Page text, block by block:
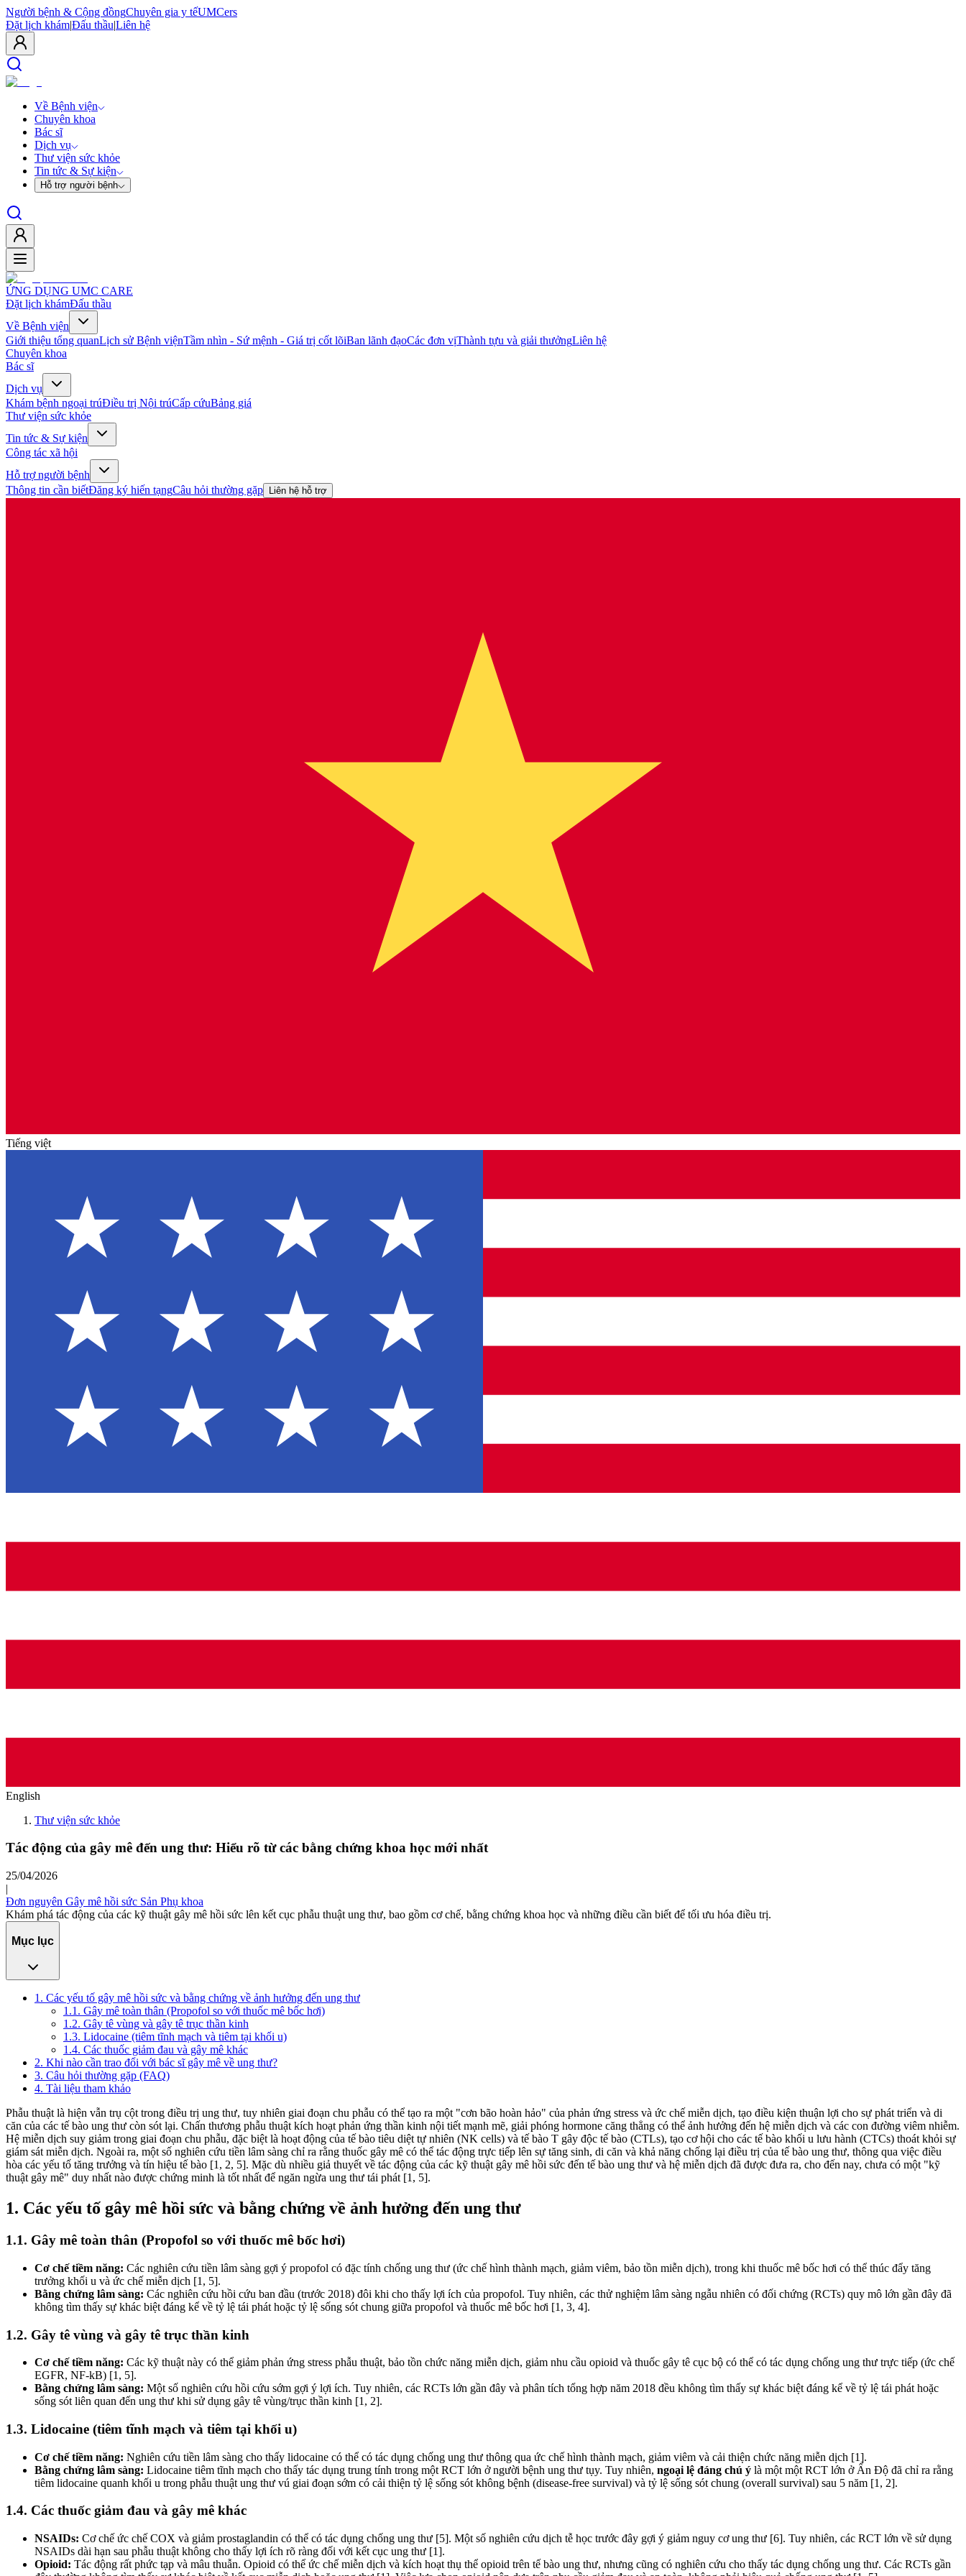
Người bệnh & Cộng đồngChuyên gia y tếUMCers
Đặt lịch khám|Đấu thầu|Liên hệ
Về Bệnh viện
Chuyên khoa
Bác sĩ
Dịch vụ
Thư viện sức khỏe
Tin tức & Sự kiện
Hỗ trợ người bệnh
ỨNG DỤNG UMC CARE
Đặt lịch khámĐấu thầu
Về Bệnh viện
Giới thiệu tổng quanLịch sử Bệnh việnTầm nhìn - Sứ mệnh - Giá trị cốt lõiBan lãnh đạoCác đơn vịThành tựu và giải thưởngLiên hệ
Chuyên khoa
Bác sĩ
Dịch vụ
Khám bệnh ngoại trúĐiều trị Nội trúCấp cứuBảng giá
Thư viện sức khỏe
Tin tức & Sự kiện
Công tác xã hội
Hỗ trợ người bệnh
Thông tin cần biếtĐăng ký hiến tạngCâu hỏi thường gặp Liên hệ hỗ trợ
Tiếng việt
English
Thư viện sức khỏe
Tác động của gây mê đến ung thư: Hiểu rõ từ các bằng chứng khoa học mới nhất
25/04/2026
|
Đơn nguyên Gây mê hồi sức Sản Phụ khoa
Khám phá tác động của các kỹ thuật gây mê hồi sức lên kết cục phẫu thuật ung thư, bao gồm cơ chế, bằng chứng khoa học và những điều cần biết để tối ưu hóa điều trị.
Mục lục
1. Các yếu tố gây mê hồi sức và bằng chứng về ảnh hưởng đến ung thư
1.1. Gây mê toàn thân (Propofol so với thuốc mê bốc hơi)
1.2. Gây tê vùng và gây tê trục thần kinh
1.3. Lidocaine (tiêm tĩnh mạch và tiêm tại khối u)
1.4. Các thuốc giảm đau và gây mê khác
2. Khi nào cần trao đổi với bác sĩ gây mê về ung thư?
3. Câu hỏi thường gặp (FAQ)
4. Tài liệu tham khảo
Phẫu thuật là hiện vẫn trụ cột trong điều trị ung thư, tuy nhiên giai đoạn chu phẫu có thể tạo ra một "cơn bão hoàn hảo" của phản ứng stress và ức chế miễn dịch, tạo điều kiện thuận lợi cho sự phát triển và di
căn của các tế bào ung thư còn sót lại. Chấn thương phẫu thuật kích hoạt phản ứng thần kinh nội tiết mạnh mẽ, giải phóng hormone căng thẳng có thể ảnh hưởng đến hệ miễn dịch và các con đường viêm nhiễm.
Hệ miễn dịch suy giảm trong giai đoạn chu phẫu, đặc biệt là hoạt động của tế bào tiêu diệt tự nhiên (NK cells) và tế bào T gây độc tế bào (CTLs), tạo cơ hội cho các tế bào khối u lưu hành (CTCs) thoát khỏi sự
giám sát miễn dịch. Ngoài ra, một số nghiên cứu tiền lâm sàng chỉ ra rằng thuốc gây mê có thể tác động trực tiếp lên sự tăng sinh, di căn và khả năng chống lại điều trị của tế bào ung thư, thông qua việc điều
hòa các yếu tố tăng trưởng và tín hiệu tế bào [1, 2, 5]. Mặc dù nhiều giả thuyết về tác động của các kỹ thuật gây mê hồi sức đến tế bào ung thư và hệ miễn dịch đã được đưa ra, cho đến nay, chưa có một "kỹ
thuật gây mê" duy nhất nào được chứng minh là tốt nhất để ngăn ngừa ung thư tái phát [1, 5].
1. Các yếu tố gây mê hồi sức và bằng chứng về ảnh hưởng đến ung thư
1.1. Gây mê toàn thân (Propofol so với thuốc mê bốc hơi)
Cơ chế tiềm năng: Các nghiên cứu tiền lâm sàng gợi ý propofol có đặc tính chống ung thư (ức chế hình thành mạch, giảm viêm, bảo tồn miễn dịch), trong khi thuốc mê bốc hơi có thể thúc đẩy tăng
trưởng khối u và ức chế miễn dịch [1, 5].
Bằng chứng lâm sàng: Các nghiên cứu hồi cứu ban đầu (trước 2018) đôi khi cho thấy lợi ích của propofol. Tuy nhiên, các thử nghiệm lâm sàng ngẫu nhiên có đối chứng (RCTs) quy mô lớn gần đây đã
không tìm thấy sự khác biệt đáng kể về tỷ lệ tái phát hoặc tỷ lệ sống sót chung giữa propofol và thuốc mê bốc hơi [1, 3, 4].
1.2. Gây tê vùng và gây tê trục thần kinh
Cơ chế tiềm năng: Các kỹ thuật này có thể giảm phản ứng stress phẫu thuật, bảo tồn chức năng miễn dịch, giảm nhu cầu opioid và thuốc gây tê cục bộ có thể có tác dụng chống ung thư trực tiếp (ức chế
EGFR, NF-kB) [1, 5].
Bằng chứng lâm sàng: Một số nghiên cứu hồi cứu sớm gợi ý lợi ích. Tuy nhiên, các RCTs lớn gần đây và phân tích tổng hợp năm 2018 đều không tìm thấy sự khác biệt đáng kể về tỷ lệ tái phát hoặc
sống sót liên quan đến ung thư khi sử dụng gây tê vùng/trục thần kinh [1, 2].
1.3. Lidocaine (tiêm tĩnh mạch và tiêm tại khối u)
Cơ chế tiềm năng: Nghiên cứu tiền lâm sàng cho thấy lidocaine có thể có tác dụng chống ung thư thông qua ức chế hình thành mạch, giảm viêm và cải thiện chức năng miễn dịch [1].
Bằng chứng lâm sàng: Lidocaine tiêm tĩnh mạch cho thấy tác dụng trung tính trong một RCT lớn ở người bệnh ung thư tụy. Tuy nhiên, ngoại lệ đáng chú ý là một một RCT lớn ở Ấn Độ đã chỉ ra rằng
tiêm lidocaine quanh khối u trong phẫu thuật ung thư vú giai đoạn sớm có cải thiện tỷ lệ sống sót không bệnh (disease-free survival) và tỷ lệ sống sót chung (overall survival) sau 5 năm [1, 2].
1.4. Các thuốc giảm đau và gây mê khác
NSAIDs: Cơ chế ức chế COX và giảm prostaglandin có thể có tác dụng chống ung thư [5]. Một số nghiên cứu dịch tễ học trước đây gợi ý giảm nguy cơ ung thư [6]. Tuy nhiên, các RCT lớn về sử dụng
NSAIDs dài hạn sau phẫu thuật không cho thấy lợi ích rõ ràng đối với kết cục ung thư [1].
Opioid: Tác động rất phức tạp và mâu thuẫn. Opioid có thể ức chế miễn dịch và kích hoạt thụ thể opioid trên tế bào ung thư, nhưng cũng có nghiên cứu cho thấy tác dụng chống ung thư. Các RCTs gần